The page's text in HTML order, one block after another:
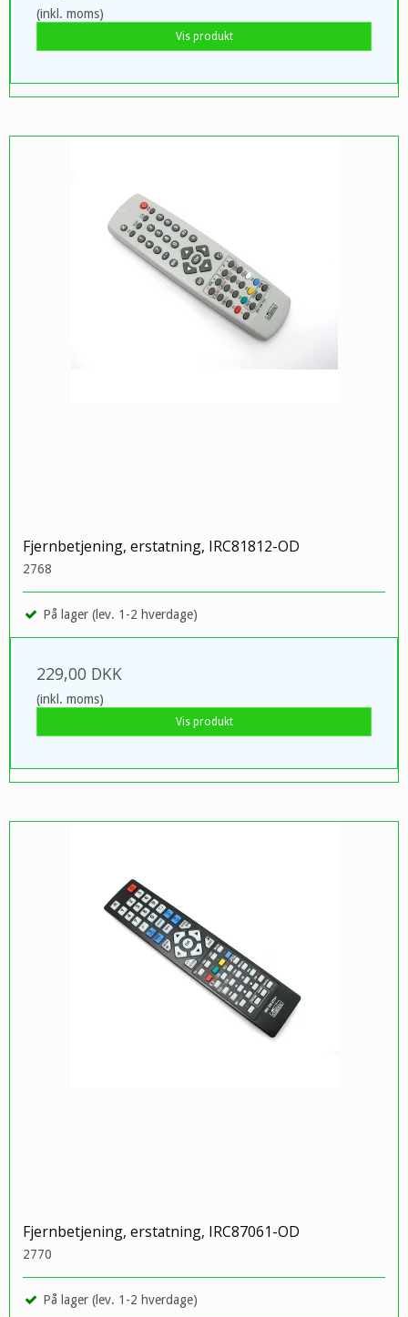
(inkl. moms)
Vis produkt
Fjernbetjening, erstatning, IRC81812-OD
2768
På lager (lev. 1-2 hverdage)
229,00 DKK
(inkl. moms)
Vis produkt
Fjernbetjening, erstatning, IRC87061-OD
2770
På lager (lev. 1-2 hverdage)